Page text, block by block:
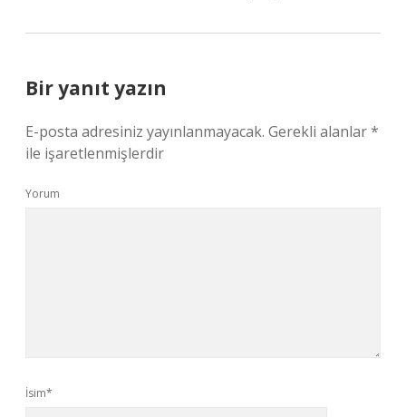
Bir yanıt yazın
E-posta adresiniz yayınlanmayacak. Gerekli alanlar*
ile işaretlenmişlerdir
Yorum
İsim*